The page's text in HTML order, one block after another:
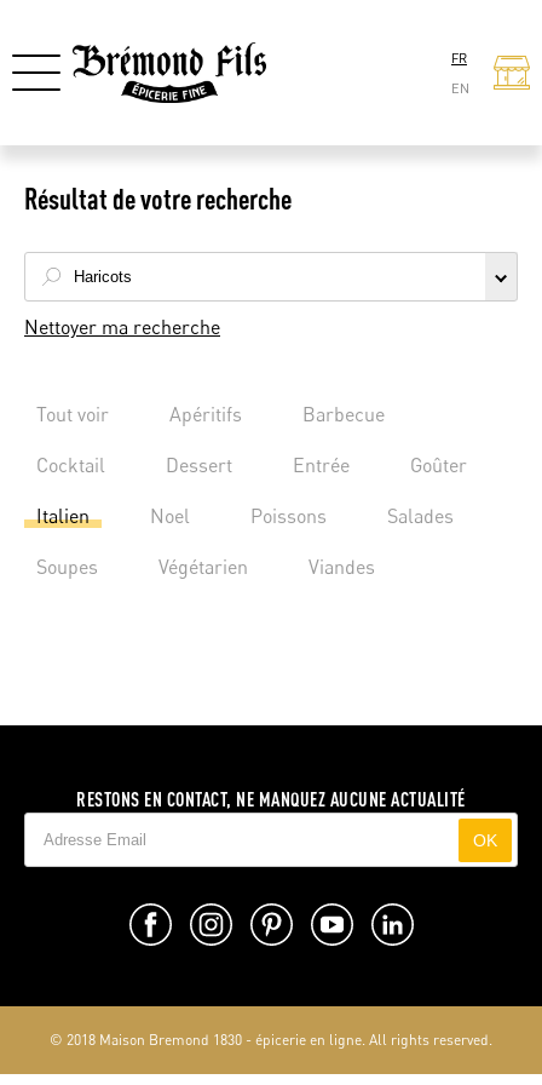
FR
EN
Résultat de votre recherche
Nettoyer ma recherche
Tout voir Apéritifs Barbecue
Cocktail Dessert Entrée Goûter
Italien Noel Poissons Salades
Soupes Végétarien Viandes
RESTONS EN CONTACT, NE MANQUEZ AUCUNE ACTUALITÉ
OK
© 2018 Maison Bremond 1830 - épicerie en ligne. All rights reserved.